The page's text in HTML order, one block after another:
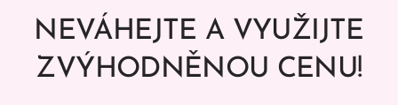
NEVÁHEJTE A VYUŽIJTE
ZVÝHODNĚNOU CENU!